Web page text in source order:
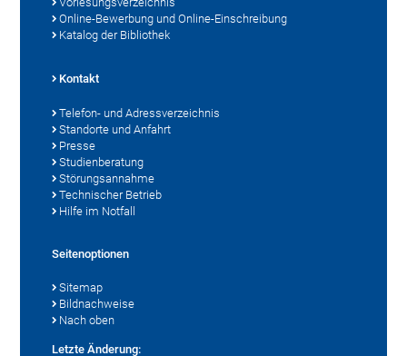
Online-Bewerbung und Online-Einschreibung
Katalog der Bibliothek
Kontakt
Telefon- und Adressverzeichnis
Standorte und Anfahrt
Presse
Studienberatung
Störungsannahme
Technischer Betrieb
Hilfe im Notfall
Seitenoptionen
Sitemap
Bildnachweise
Nach oben
Letzte Änderung: